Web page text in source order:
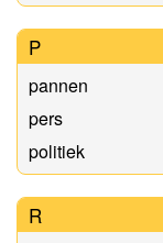
P
pannen
pers
politiek
R